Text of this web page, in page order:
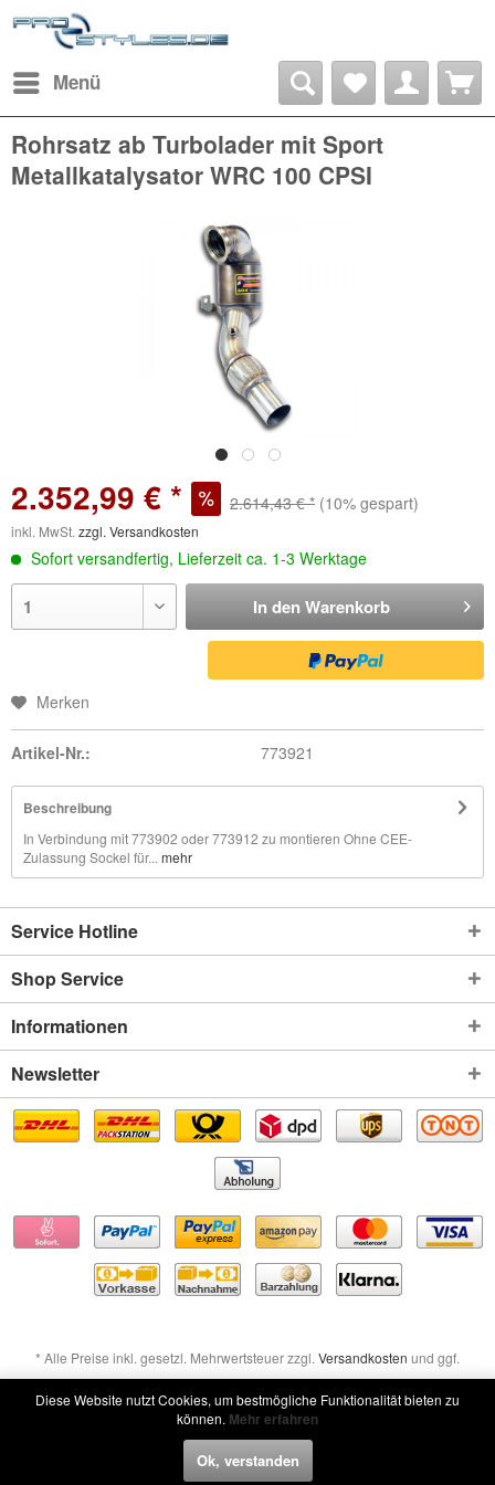
Menü
Rohrsatz ab Turbolader mit Sport
Metallkatalysator WRC 100 CPSI
2.352,99 € * 2.614,43 € * (10% gespart)
inkl. MwSt. zzgl. Versandkosten
Sofort versandfertig, Lieferzeit ca. 1-3 Werktage
In den Warenkorb
Merken
Artikel-Nr.: 773921
Beschreibung
In Verbindung mit 773902 oder 773912 zu montieren Ohne CEE-
Zulassung Sockel für... mehr
Service Hotline
Shop Service
Informationen
Newsletter
* Alle Preise inkl. gesetzl. Mehrwertsteuer zzgl. Versandkosten und ggf.
Nachnahmegebühren, wenn nicht anders beschrieben
Widerruf erklären
Diese Website nutzt Cookies, um bestmögliche Funktionalität bieten zu
können. Mehr erfahren
Ok, verstanden